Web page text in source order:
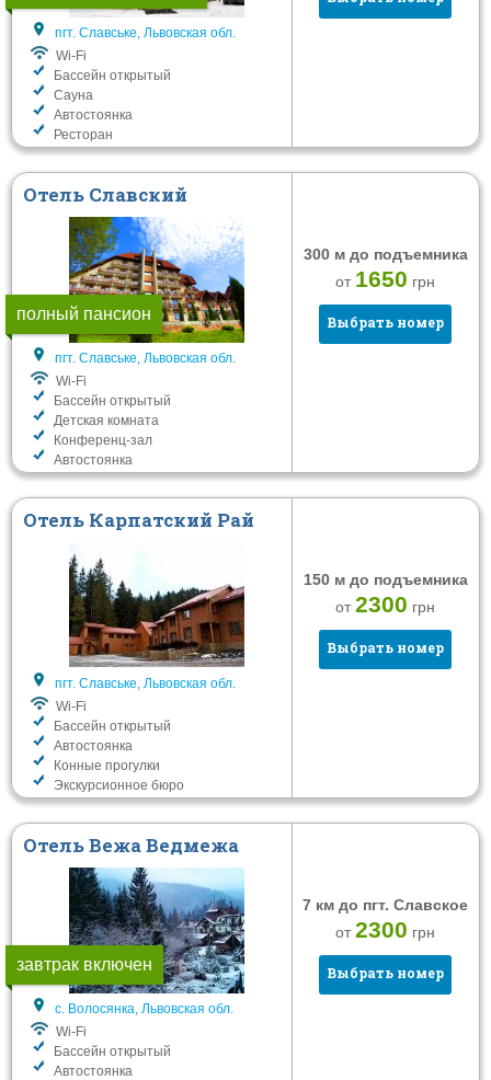
пгт. Славське, Львовская обл.
Wi-Fi
Бассейн открытый
Сауна
Автостоянка
Ресторан
полный пансион
Отель Славский
пгт. Славське, Львовская обл.
Wi-Fi
Бассейн открытый
Детская комната
Конференц-зал
Автостоянка
300 м до подъемника
от 1650 грн
Выбрать номер
Отель Карпатский Рай
пгт. Славське, Львовская обл.
Wi-Fi
Бассейн открытый
Автостоянка
Конные прогулки
Экскурсионное бюро
150 м до подъемника
от2300 грн
Выбрать номер
завтрак включен
Отель Вежа Ведмежа
с. Волосянка, Львовская обл.
Wi-Fi
Бассейн открытый
Автостоянка
7 км до пгт. Славское
от2300 грн
Выбрать номер